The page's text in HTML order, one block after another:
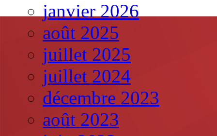
janvier 2026
août 2025
juillet 2025
juillet 2024
décembre 2023
août 2023